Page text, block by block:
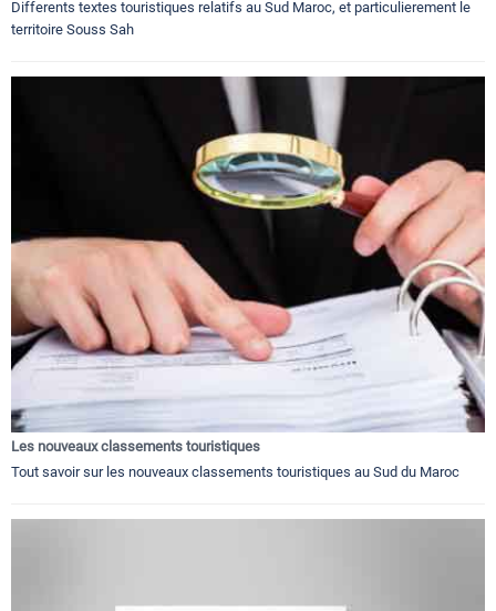
Differents textes touristiques relatifs au Sud Maroc, et particulierement le
territoire Souss Sah
Les nouveaux classements touristiques
Tout savoir sur les nouveaux classements touristiques au Sud du Maroc